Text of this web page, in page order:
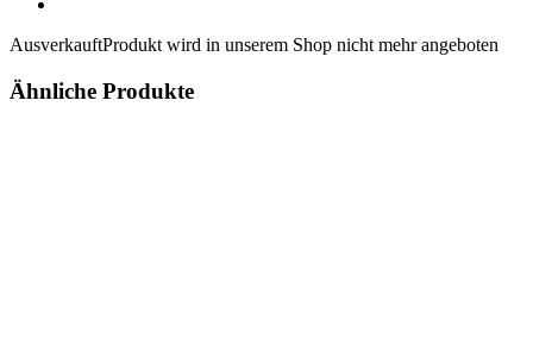
AusverkauftProdukt wird in unserem Shop nicht mehr angeboten
Ähnliche Produkte